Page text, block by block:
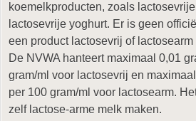
koemelkproducten, zoals
lactosevrije yoghurt. Er is geen
een product lactosevrij of
De NVWA hanteert maximaal 0,01
gram/ml voor lactosevrij en
per 100 gram/ml voor lactosearm.
zelf lactose-arme melk maken.